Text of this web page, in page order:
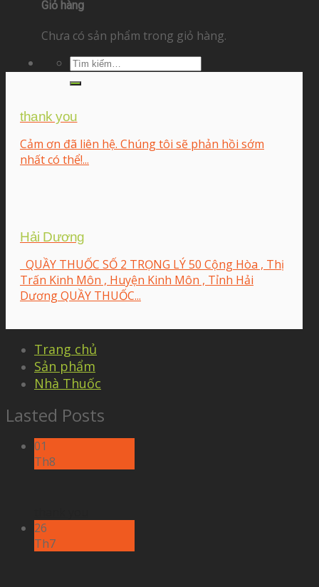
Giỏ hàng
Chưa có sản phẩm trong giỏ hàng.
Tìm
kiếm:
thank you
Cảm ơn đã liên hệ. Chúng tôi sẽ phản hồi sớm
nhất có thể!...
Hải Dương
QUẦY THUỐC SỐ 2 TRỌNG LÝ 50 Cộng Hòa , Thị
Trấn Kinh Môn , Huyện Kinh Môn , Tỉnh Hải
Dương QUẦY THUỐC...
Trang chủ
Sản phẩm
Nhà Thuốc
Lasted Posts
01
Th8
26
Th7